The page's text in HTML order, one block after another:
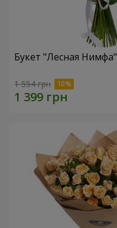
Букет "Лесная Нимфа"
1 554 грн